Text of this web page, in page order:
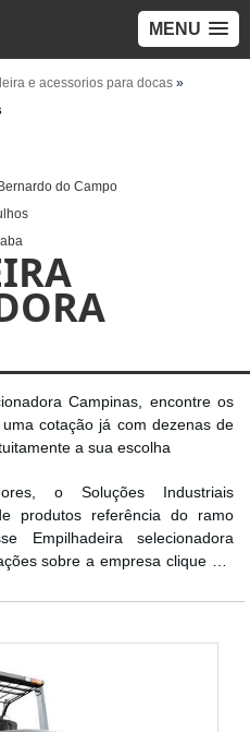
MENU
e acessorios para docas »
do Campo
Campinas, encontre os
cotação já com dezenas de
a sua escolha
o Soluções Industriais
produtos referência do ramo
Empilhadeira selecionadora
sobre a empresa clique em